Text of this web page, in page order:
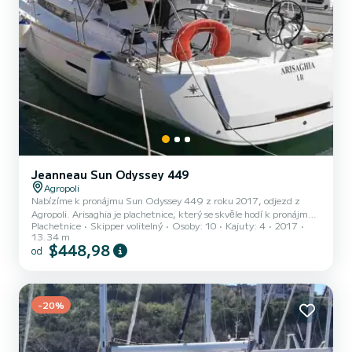
Jeanneau Sun Odyssey 449
Agropoli
Nabízíme k pronájmu Sun Odyssey 449 z roku 2017, odjezd z
Agropoli. Arisaghia je plachetnice, který se skvěle hodí k pronájmu.
Tato: boat_type je velmi snadno manévrovatelná a hodí se na plavbu
trvající jeden týden či déle. Počet komfortních kajut: 4 a počet osob
na lodi: 10. S celkovou délkou13 m a výkonem54 HP bude tato loď
Konkrétně zahrnuje následující vybavení: A...
Plachetnice Skipper volitelný Osoby: 10 Kajuty: 4
2017
13.34 m
od $448,98
-20%